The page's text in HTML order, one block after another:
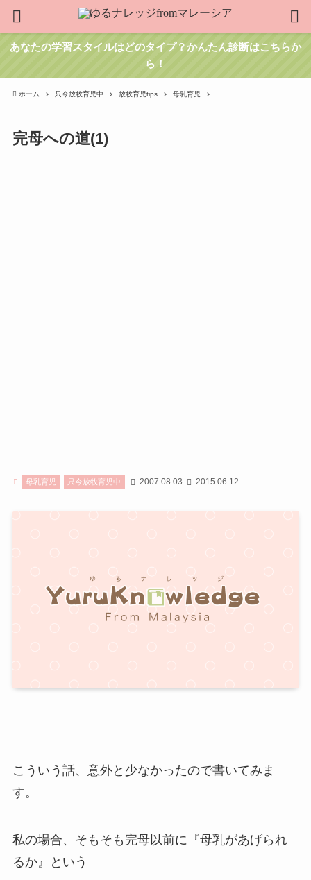
あなたの学習スタイルはどのタイプ？かんたん診断はこちらか
ら！
ホーム 只今放牧育児中 放牧育児tips 母乳育児
完母への道(1)
母乳育児 只今放牧育児中 2007.08.03 2015.06.12
こういう話、意外と少なかったので書いてみま
す。
私の場合、そもそも完母以前に『母乳があげられ
るか』という